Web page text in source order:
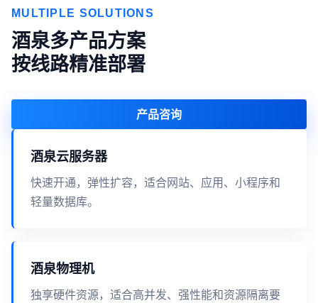
MULTIPLE SOLUTIONS
酒泉多产品方案
按线路精准部署
产品咨询
酒泉云服务器
快速开通，弹性扩容，适合网站、应用、小程序和
轻量数据库。
酒泉物理机
独享硬件资源，适合高并发、强性能和资源隔离要